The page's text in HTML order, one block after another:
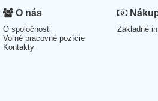
O nás
O spoločnosti
Voľné pracovné pozície
Kontakty
Základné